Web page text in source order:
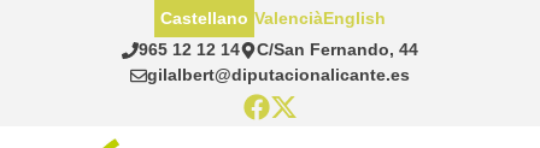
965 12 12 14
C/San Fernando, 44
gilalbert@diputacionalicante.es
Castellano ValenciàEnglish